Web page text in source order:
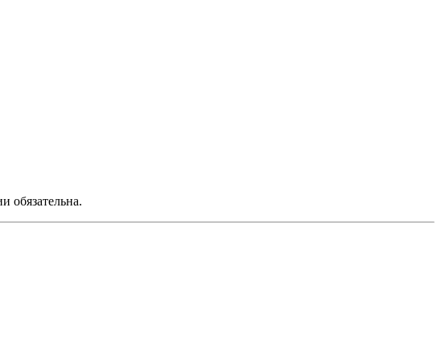
обязательна.